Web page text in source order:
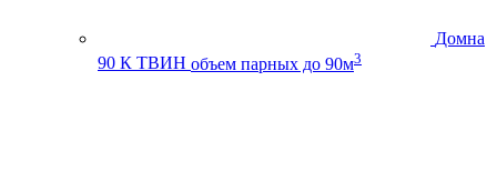
Домна
90 К ТВИН объем парных до 90м3